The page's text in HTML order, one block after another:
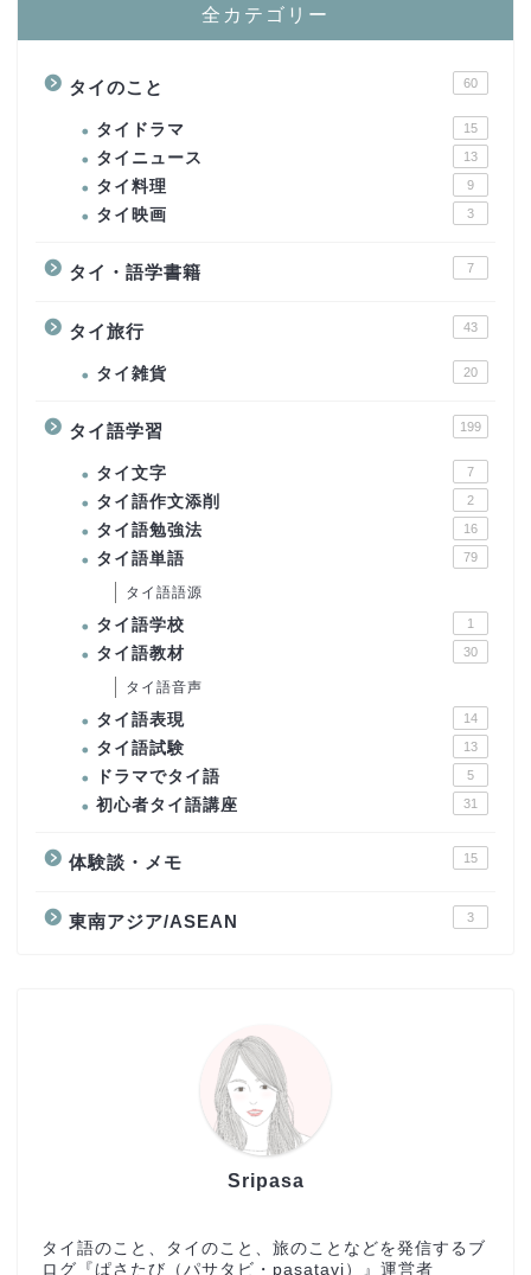
全カテゴリー
タイのこと 60
タイドラマ 15
タイニュース 13
タイ料理 9
タイ映画 3
タイ・語学書籍 7
タイ旅行 43
タイ雑貨 20
タイ語学習 199
タイ文字 7
タイ語作文添削 2
タイ語勉強法 16
タイ語単語 79
タイ語語源
タイ語学校 1
タイ語教材 30
タイ語音声
タイ語表現 14
タイ語試験 13
ドラマでタイ語 5
初心者タイ語講座 31
体験談・メモ 15
東南アジア/ASEAN 3
Sripasa
タイ語のこと、タイのこと、旅のことなどを発信するブ
ログ『ぱさたび（パサタビ・pasatavi）』運営者